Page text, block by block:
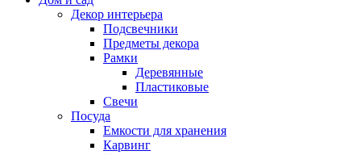
Декор интерьера
Подсвечники
Предметы декора
Рамки
Деревянные
Пластиковые
Свечи
Посуда
Емкости для хранения
Карвинг